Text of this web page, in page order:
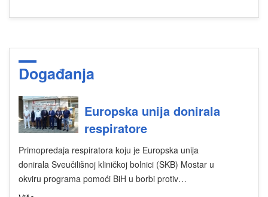
Događanja
Europska unija donirala
respiratore
Primopredaja respiratora koju je Europska unija
donirala Sveučilišnoj kliničkoj bolnici (SKB) Mostar u
okviru programa pomoći BiH u borbi protiv…